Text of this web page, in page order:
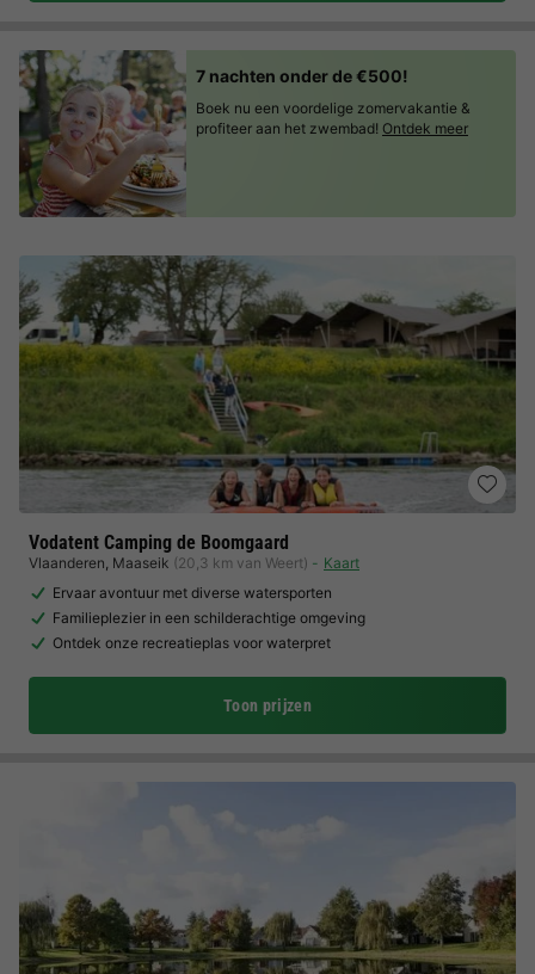
Vodatent Camping de Boomgaard
Vlaanderen, Maaseik (20,3 km van Weert)
Kaart
Ervaar avontuur met diverse watersporten
Familieplezier in een schilderachtige omgeving
Ontdek onze recreatieplas voor waterpret
Toon prijzen
7 nachten onder de €500!
Boek nu een voordelige zomervakantie &
profiteer aan het zwembad! Ontdek meer